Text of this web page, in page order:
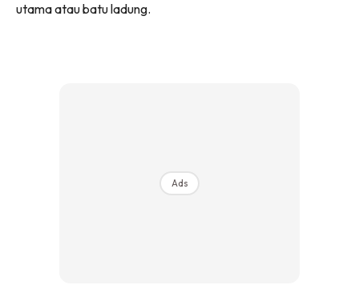
utama atau batu ladung.
Ads